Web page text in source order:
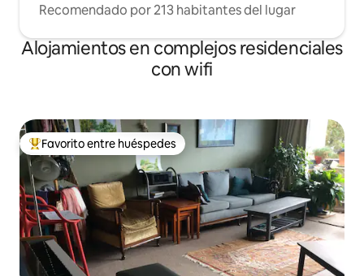
Recomendado por 213 habitantes del lugar
Alojamientos en complejos residenciales
con wifi
Favorito entre los huéspedes más destacados
Favorito entre huéspedes